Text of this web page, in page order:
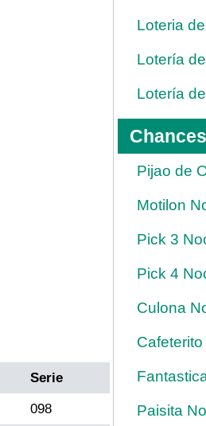
Serie
098
Loteria
Lotería
Lotería
Pijao de
Motilon
Pick 3
Pick 4
Culona
Paisita